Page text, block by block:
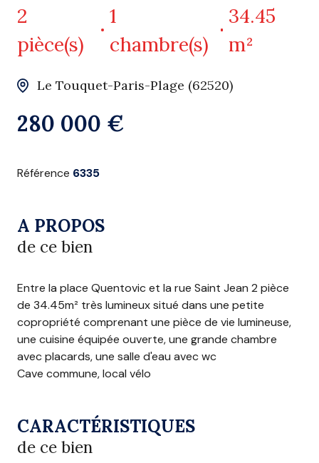
2
pièce(s)
1
chambre(s)
34.45
m²
Le Touquet-Paris-Plage (62520)
280 000 €
Référence 6335
A PROPOS
de ce bien
Entre la place Quentovic et la rue Saint Jean 2 pièce
de 34.45m² très lumineux situé dans une petite
copropriété comprenant une pièce de vie lumineuse,
une cuisine équipée ouverte, une grande chambre
avec placards, une salle d'eau avec wc
Cave commune, local vélo
CARACTÉRISTIQUES
de ce bien